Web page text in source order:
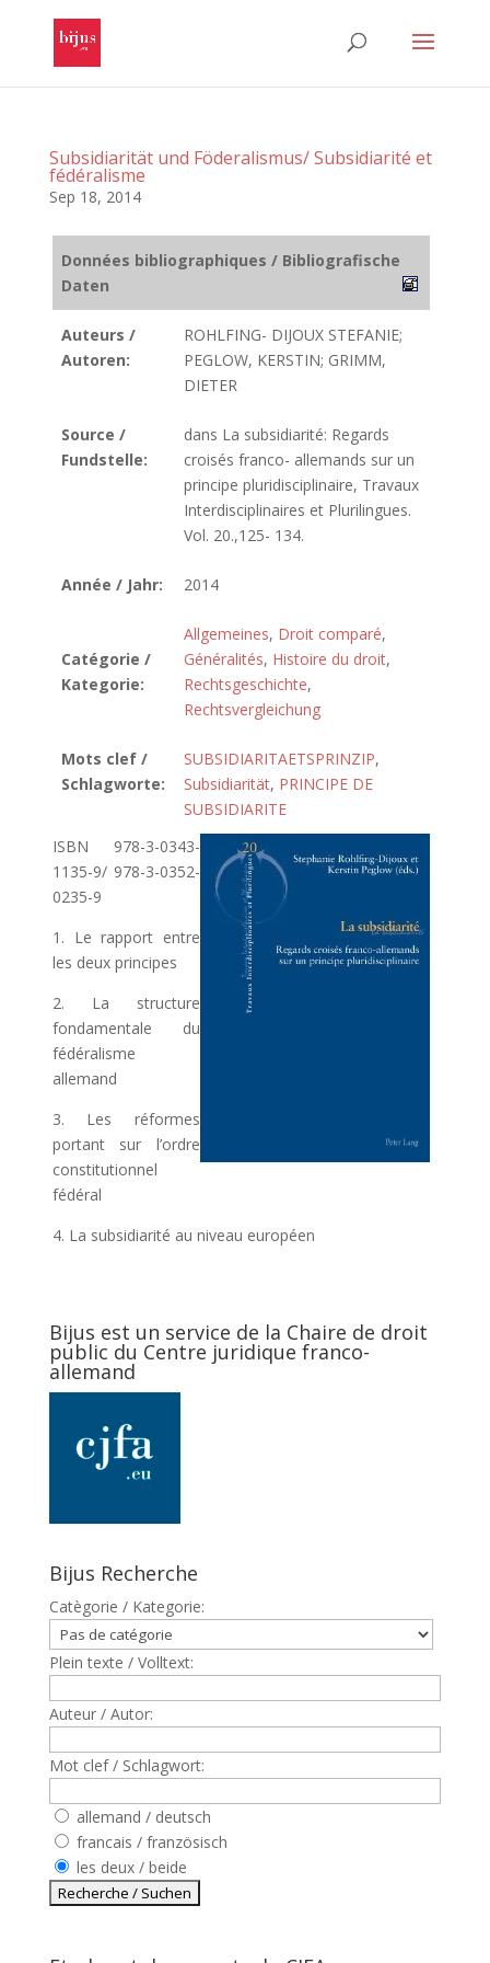
Subsidiarität und Föderalismus/ Subsidiarité et
fédéralisme
Sep 18, 2014
Données bibliographiques / Bibliografische
Daten
Auteurs /
Autoren:
ROHLFING- DIJOUX STEFANIE;
PEGLOW, KERSTIN; GRIMM,
DIETER
Source /
Fundstelle:
dans La subsidiarité: Regards
croisés franco- allemands sur un
principe pluridisciplinaire, Travaux
Interdisciplinaires et Plurilingues.
Vol. 20.,125- 134.
Année / Jahr: 2014
Catégorie /
Kategorie:
Allgemeines, Droit comparé,
Généralités, Histoire du droit,
Rechtsgeschichte,
Rechtsvergleichung
Mots clef /
Schlagworte:
SUBSIDIARITAETSPRINZIP,
Subsidiarität, PRINCIPE DE
SUBSIDIARITE
ISBN 978-3-0343-
1135-9/ 978-3-0352-
0235-9
1. Le rapport entre
les deux principes
2. La structure
fondamentale du
fédéralisme
allemand
3. Les réformes
portant sur l’ordre
constitutionnel
fédéral
4. La subsidiarité au niveau européen
Bijus est un service de la Chaire de droit
public du Centre juridique franco-
allemand
Bijus Recherche
Catègorie / Kategorie:
Plein texte / Volltext:
Auteur / Autor:
Mot clef / Schlagwort:
allemand / deutsch
francais / französisch
les deux / beide